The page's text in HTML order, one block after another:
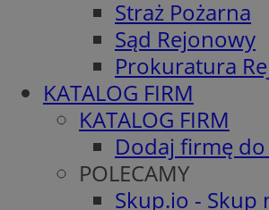
Straż Pożarna
Sąd Rejonowy
Prokuratura
KATALOG FIRM
KATALOG FIRM
Dodaj firmę
POLECAMY
Skup.io -